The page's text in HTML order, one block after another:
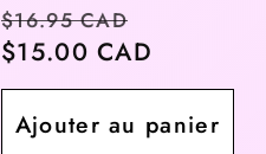
Prix
habituel
$16.95 CAD
soldé
$15.00 CAD
Ajouter au panier